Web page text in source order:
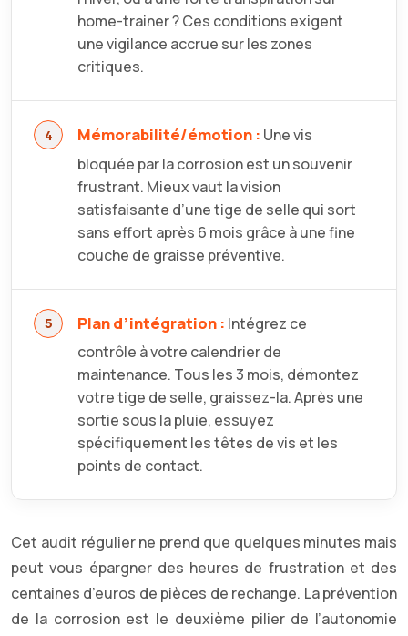
home-trainer ? Ces conditions exigent
une vigilance accrue sur les zones
critiques.
Mémorabilité/émotion : Une vis
bloquée par la corrosion est un souvenir
frustrant. Mieux vaut la vision
satisfaisante d’une tige de selle qui sort
sans effort après 6 mois grâce à une fine
couche de graisse préventive.
Plan d’intégration : Intégrez ce
contrôle à votre calendrier de
maintenance. Tous les 3 mois, démontez
votre tige de selle, graissez-la. Après une
sortie sous la pluie, essuyez
spécifiquement les têtes de vis et les
points de contact.
Cet audit régulier ne prend que quelques minutes mais
peut vous épargner des heures de frustration et des
centaines d’euros de pièces de rechange. La prévention
de la corrosion est le deuxième pilier de l’autonomie